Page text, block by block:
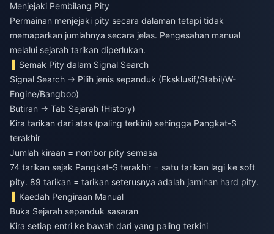
Menjejaki Pembilang Pity
Permainan menjejaki pity secara dalaman tetapi tidak
memaparkan jumlahnya secara jelas. Pengesahan manual
melalui sejarah tarikan diperlukan.
Semak Pity dalam Signal Search
Signal Search → Pilih jenis sepanduk (Eksklusif/Stabil/W-
Engine/Bangboo)
Butiran → Tab Sejarah (History)
Kira tarikan dari atas (paling terkini) sehingga Pangkat-S
terakhir
Jumlah kiraan = nombor pity semasa
74 tarikan sejak Pangkat-S terakhir = satu tarikan lagi ke soft
pity. 89 tarikan = tarikan seterusnya adalah jaminan hard pity.
Kaedah Pengiraan Manual
Buka Sejarah sepanduk sasaran
Kira setiap entri ke bawah dari yang paling terkini